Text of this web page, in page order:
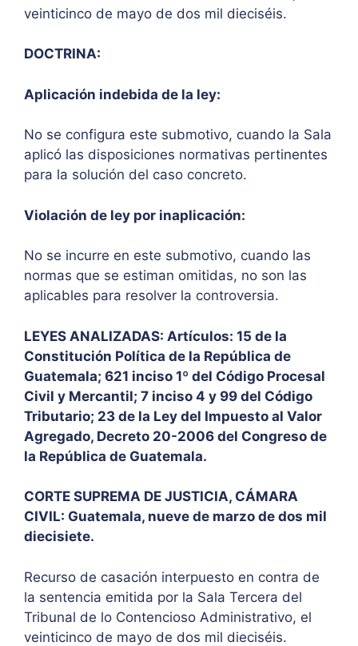
veinticinco de mayo de dos mil dieciséis.
DOCTRINA:
Aplicación indebida de la ley:
No se configura este submotivo, cuando la Sala
aplicó las disposiciones normativas pertinentes
para la solución del caso concreto.
Violación de ley por inaplicación:
No se incurre en este submotivo, cuando las
normas que se estiman omitidas, no son las
aplicables para resolver la controversia.
LEYES ANALIZADAS: Artículos: 15 de la
Constitución Política de la República de
Guatemala; 621 inciso 1º del Código Procesal
Civil y Mercantil; 7 inciso 4 y 99 del Código
Tributario; 23 de la Ley del Impuesto al Valor
Agregado, Decreto 20-2006 del Congreso de
la República de Guatemala.
CORTE SUPREMA DE JUSTICIA, CÁMARA
CIVIL: Guatemala, nueve de marzo de dos mil
diecisiete.
Recurso de casación interpuesto en contra de
la sentencia emitida por la Sala Tercera del
Tribunal de lo Contencioso Administrativo, el
veinticinco de mayo de dos mil dieciséis.